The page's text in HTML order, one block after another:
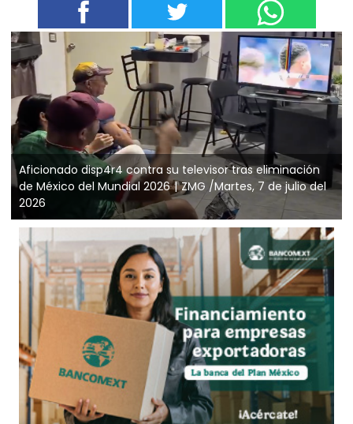
Aficionado disp4r4 contra su televisor tras eliminación
de México del Mundial 2026
ZMG /Martes, 7 de julio del
2026